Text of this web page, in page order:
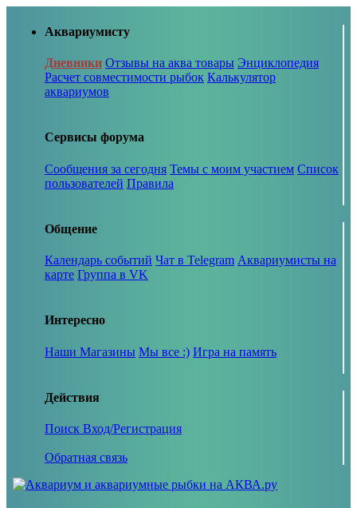
Аквариумисту
Дневники Отзывы на аква товары Энциклопедия
Расчет совместимости рыбок Калькулятор
аквариумов
Сервисы форума
Сообщения за сегодня Темы с моим участием Список
пользователей Правила
Общение
Календарь событий Чат в Telegram Аквариумисты на
карте Группа в VK
Интересно
Наши Магазины Мы все :) Игра на память
Действия
Поиск Вход/Регистрация
Обратная связь